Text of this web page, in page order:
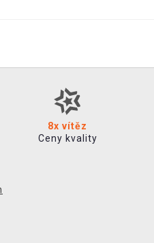
8x vítěz
Ceny kvality